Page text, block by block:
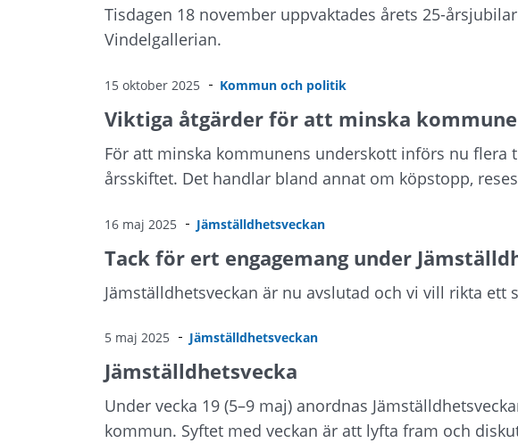
Tisdagen 18 november uppvaktades årets 25-
Vindelgallerian.
15 oktober 2025 Kommun och politik
Viktiga åtgärder för att minska
För att minska kommunens underskott införs nu
årsskiftet. Det handlar bland annat om köpstopp,
16 maj 2025 Jämställdhetsveckan
Tack för ert engagemang under
Jämställdhetsveckan är nu avslutad och vi vill rikta
5 maj 2025 Jämställdhetsveckan
Jämställdhetsvecka
Under vecka 19 (5–9 maj) anordnas
kommun. Syftet med veckan är att lyfta fram och